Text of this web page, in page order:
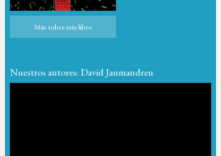
Más sobre este libro
Nuestros autores: David Jaumandreu